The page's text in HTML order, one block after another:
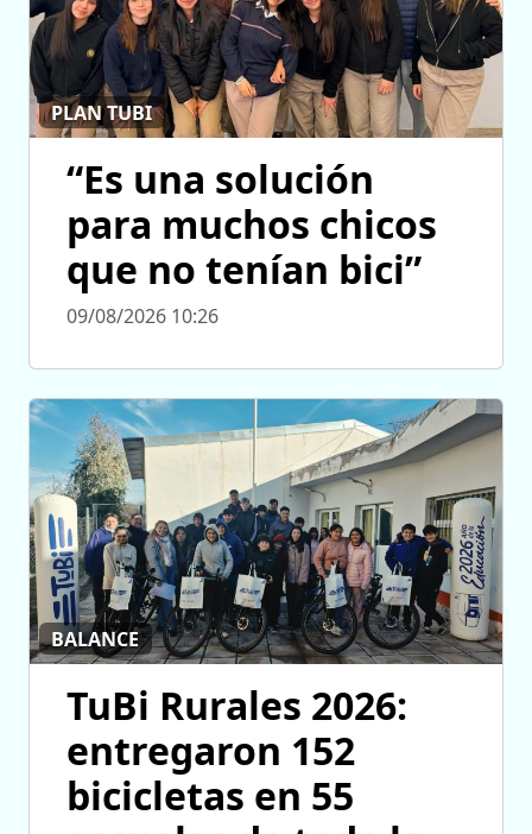
PLAN TUBI
“Es una solución
para muchos chicos
que no tenían bici”
09/08/2026 10:26
BALANCE
TuBi Rurales 2026:
entregaron 152
bicicletas en 55